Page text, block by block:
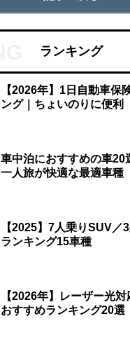
ランキング
【2026年】1日自動車保
ング｜ちょいのりに便利
車中泊におすすめの車20
一人旅が快適な最適車種
【2025】7人乗りSUV／
ランキング15車種
【2026年】レーザー光
おすすめランキング20選